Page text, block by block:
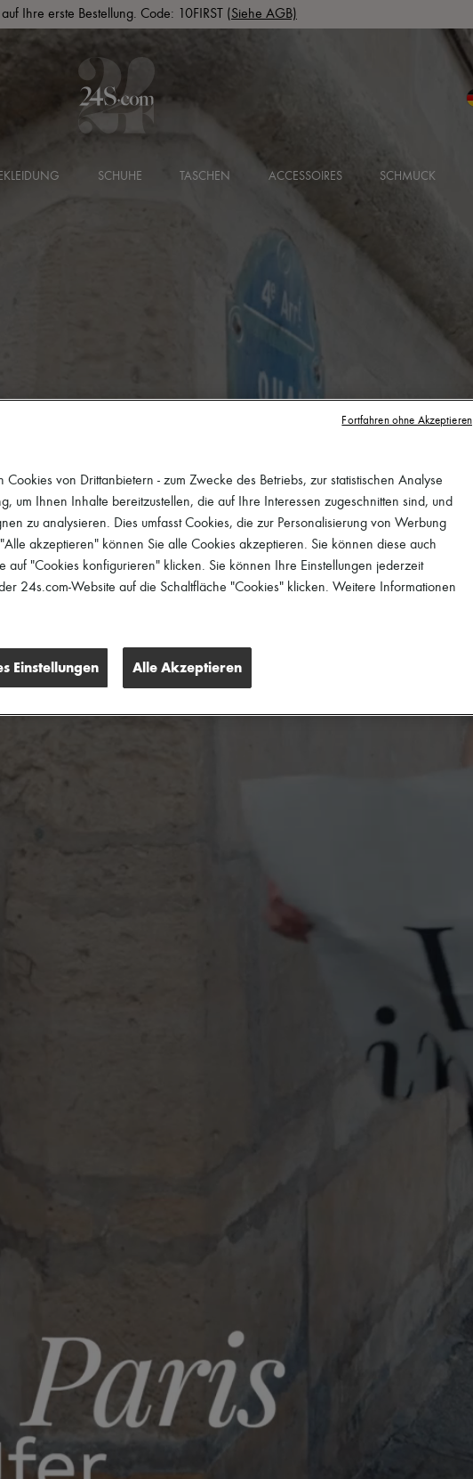
Bis zu 60% Rabatt im Sale + zusätzlich 20% Rabatt
SCHUHE TASCHEN ACCESSOIRES SCHMUCK
von Drittanbietern - zum Zwecke des Betriebs, zur statistischen Analyse
um Ihnen Inhalte bereitzustellen, die auf Ihre Interessen zugeschnitten sind, und
zu analysieren. Dies umfasst Cookies, die zur Personalisierung von Werbung
akzeptieren" können Sie alle Cookies akzeptieren. Sie können diese auch
auf "Cookies konfigurieren" klicken. Sie können Ihre Einstellungen jederzeit
24s.com-Website auf die Schaltfläche "Cookies" klicken. Weitere Informationen
Einstellungen Alle Akzeptieren
Fortfahren ohne Akzeptieren